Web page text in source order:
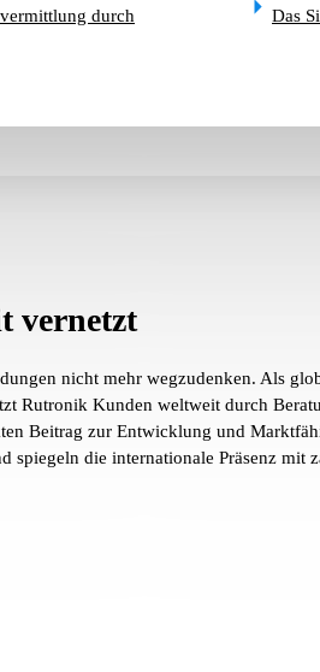
durch
Das
vernetzt
nicht mehr wegzudenken. Als
Rutronik Kunden weltweit durch
Beitrag zur Entwicklung und
spiegeln die internationale Präsenz mit